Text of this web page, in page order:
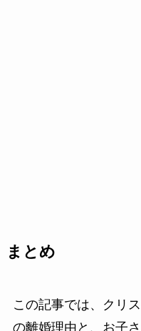
まとめ
この記事では、クリ
の離婚理由と、お子